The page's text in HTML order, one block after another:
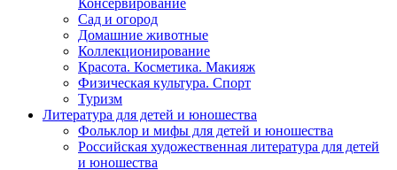
Сад и огород
Домашние животные
Коллекционирование
Красота. Косметика. Макияж
Физическая культура. Спорт
Туризм
Литература для детей и юношества
Фольклор и мифы для детей и юношества
Российская художественная литература для детей
и юношества